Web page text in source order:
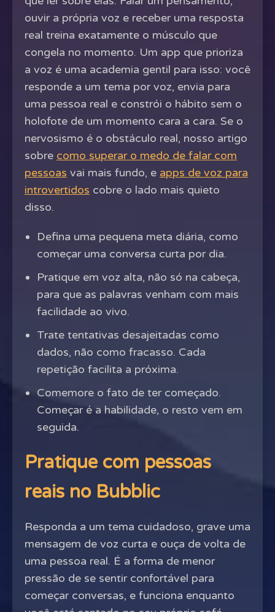
ouvir a própria voz e receber uma resposta
real treina exatamente o músculo que
congela no momento. Um app que prioriza
a voz é uma academia gentil para isso: você
responde a um tema por voz, envia para
uma pessoa real e constrói o hábito sem o
holofote de um momento cara a cara. Se o
nervosismo é o obstáculo real, nosso artigo
sobre como superar o medo de falar com
pessoas vai mais fundo, e apps de voz para
introvertidos cobre o lado mais quieto
disso.
Defina uma pequena meta diária, como
começar uma conversa curta por dia.
Pratique em voz alta, não só na cabeça,
para que as palavras venham com mais
facilidade ao vivo.
Trate tentativas desajeitadas como
dados, não como fracasso. Cada
repetição facilita a próxima.
Comemore o fato de ter começado.
Começar é a habilidade, o resto vem em
seguida.
Pratique com pessoas
reais no Bubblic
Responda a um tema cuidadoso, grave uma
mensagem de voz curta e ouça de volta de
uma pessoa real. É a forma de menor
pressão de se sentir confortável para
começar conversas, e funciona enquanto